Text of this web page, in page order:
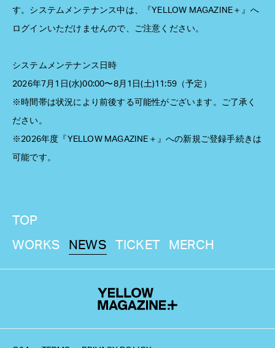
す。システムメンテナンス中は、『YELLOW MAGAZINE＋』へ
ログインいただけませんので、ご注意ください。
システムメンテナンス日時
2026年7月1日(水)00:00〜8月1日(土)11:59（予定）
※時間帯は状況により前後する可能性がございます。ご了承く
ださい。
※2026年度『YELLOW MAGAZINE＋』への新規ご登録手続きは
可能です。
TOP
WORKS
NEWS TICKET MERCH